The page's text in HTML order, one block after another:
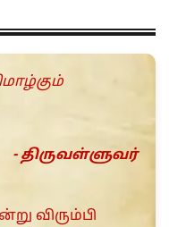
- திருவள்ளுவர்
விரும்பி